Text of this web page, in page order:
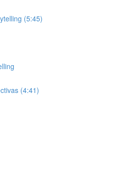
(5:45)
(4:41)